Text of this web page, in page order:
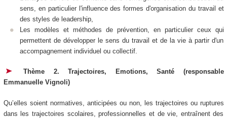
sens, en particulier l'influence des formes d'organisation du travail et
des styles de leadership,
Les modèles et méthodes de prévention, en particulier ceux qui
permettent de développer le sens du travail et de la vie à partir d'un
accompagnement individuel ou collectif.
Thème 2. Trajectoires, Emotions, Santé (responsable
Emmanuelle Vignoli)
Qu’elles soient normatives, anticipées ou non, les trajectoires ou ruptures
dans les trajectoires scolaires, professionnelles et de vie, entraînent des